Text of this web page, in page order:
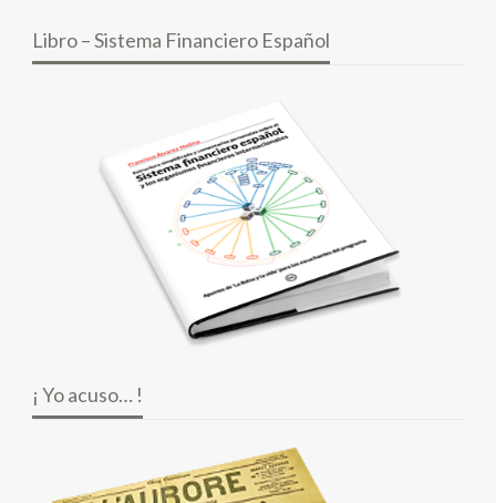
Libro – Sistema Financiero Español
¡ Yo acuso… !